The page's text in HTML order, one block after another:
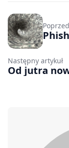
Następny artykuł
Od jutra